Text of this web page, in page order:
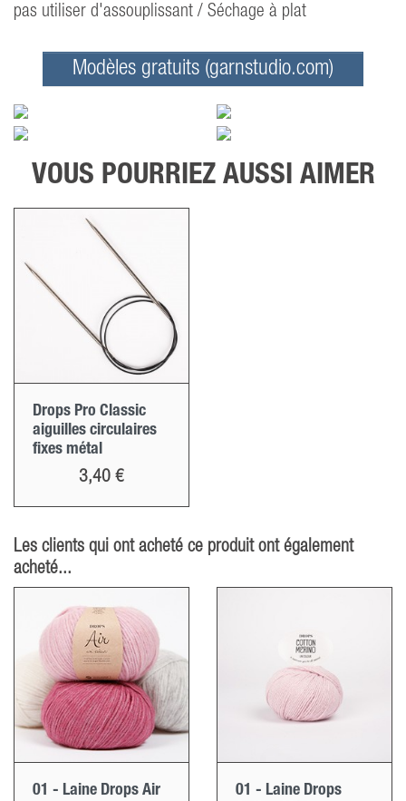
pas utiliser d'assouplissant / Séchage à plat
Modèles gratuits (garnstudio.com)
VOUS POURRIEZ AUSSI AIMER
Drops Pro Classic
aiguilles circulaires
fixes métal
Prix
3,40 €
Les clients qui ont acheté ce produit ont également
acheté...
01 - Laine Drops Air
01 - Laine Drops